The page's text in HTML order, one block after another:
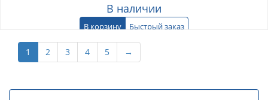
В наличии
В корзину Быстрый заказ
1 2 3 4 5 →